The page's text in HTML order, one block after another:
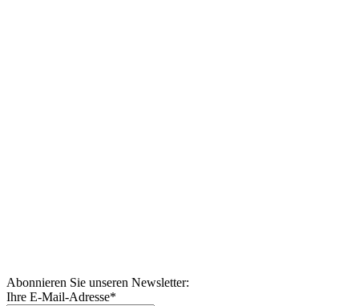
Abonnieren Sie unseren Newsletter:
Ihre E-Mail-Adresse*